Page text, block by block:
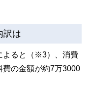
訳は
よると（※3）、消費
費の金額が約7万3000